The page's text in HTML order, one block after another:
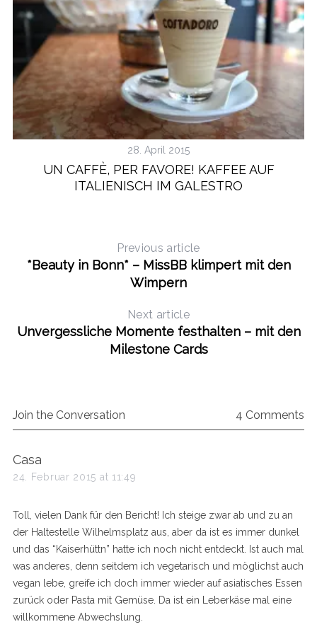
28. April 2015
UN CAFFÈ, PER FAVORE! KAFFEE AUF
ITALIENISCH IM GALESTRO
Previous article
*Beauty in Bonn* – MissBB klimpert mit den
Wimpern
Next article
Unvergessliche Momente festhalten – mit den
Milestone Cards
Join the Conversation 4 Comments
s
a
s
Casa
24. Februar 2015 at 11:49
Toll, vielen Dank für den Bericht! Ich steige zwar ab und zu an
der Haltestelle Wilhelmsplatz aus, aber da ist es immer dunkel
und das “Kaiserhüttn” hatte ich noch nicht entdeckt. Ist auch mal
was anderes, denn seitdem ich vegetarisch und möglichst auch
vegan lebe, greife ich doch immer wieder auf asiatisches Essen
zurück oder Pasta mit Gemüse. Da ist ein Leberkäse mal eine
willkommene Abwechslung.